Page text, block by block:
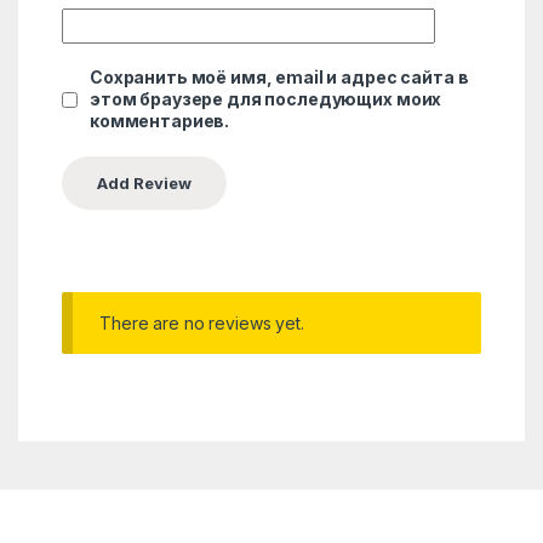
Сохранить моё имя, email и адрес сайта в
этом браузере для последующих моих
комментариев.
There are no reviews yet.